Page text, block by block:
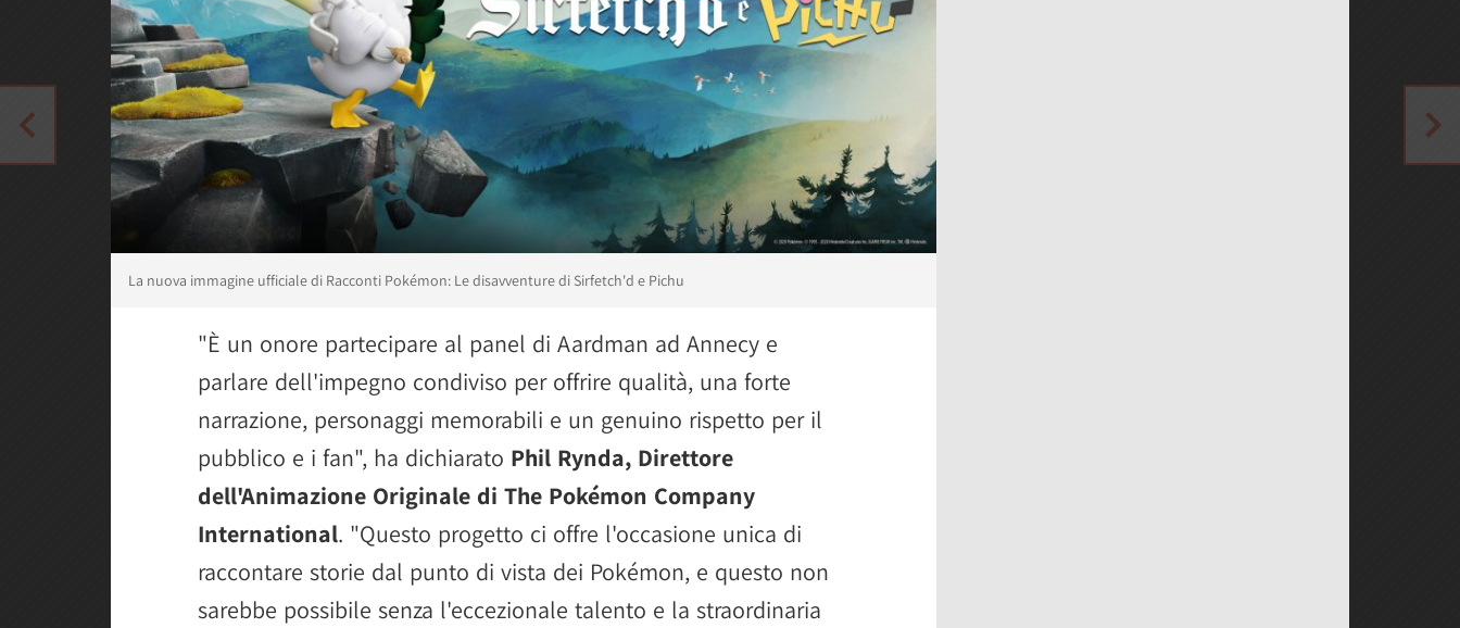
La nuova immagine ufficiale di Racconti Pokémon: Le disavventure di Sirfetch'd e Pichu
"È un onore partecipare al panel di Aardman ad Annecy e
parlare dell'impegno condiviso per offrire qualità, una forte
narrazione, personaggi memorabili e un genuino rispetto per il
pubblico e i fan", ha dichiarato Phil Rynda, Direttore
dell'Animazione Originale di The Pokémon Company
International. "Questo progetto ci offre l'occasione unica di
raccontare storie dal punto di vista dei Pokémon, e questo non
sarebbe possibile senza l'eccezionale talento e la straordinaria